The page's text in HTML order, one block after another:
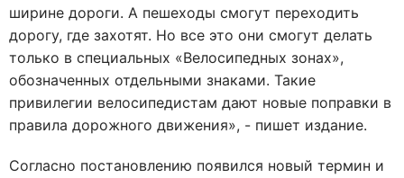
ширине дороги. А пешеходы смогут переходить
дорогу, где захотят. Но все это они смогут делать
только в специальных «Велосипедных зонах»,
обозначенных отдельными знаками. Такие
привилегии велосипедистам дают новые поправки в
правила дорожного движения», - пишет издание.
Согласно постановлению появился новый термин и